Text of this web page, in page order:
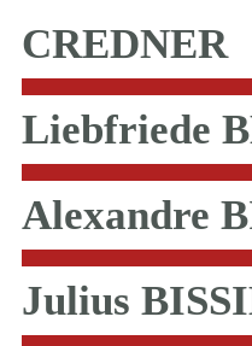
CREDNER
Liebfriede
Alexandre
Julius